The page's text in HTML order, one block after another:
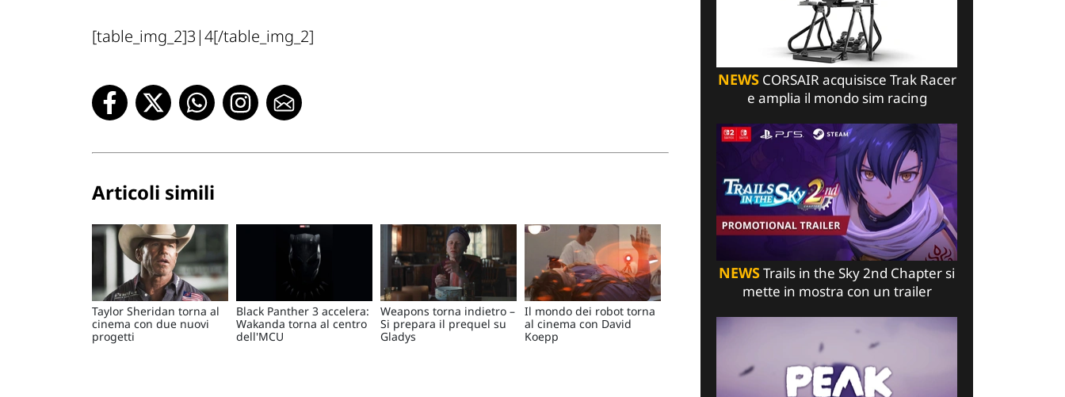
[table_img_2]3|4[/table_img_2]
Articoli simili
Taylor Sheridan torna al
cinema con due nuovi
progetti
Black Panther 3 accelera:
Wakanda torna al centro
dell'MCU
Weapons torna indietro –
Si prepara il prequel su
Gladys
Il mondo dei robot torna
al cinema con David
Koepp
NEWSCORSAIR acquisisce Trak Racer
e amplia il mondo sim racing
NEWSTrails in the Sky 2nd Chapter si
mette in mostra con un trailer